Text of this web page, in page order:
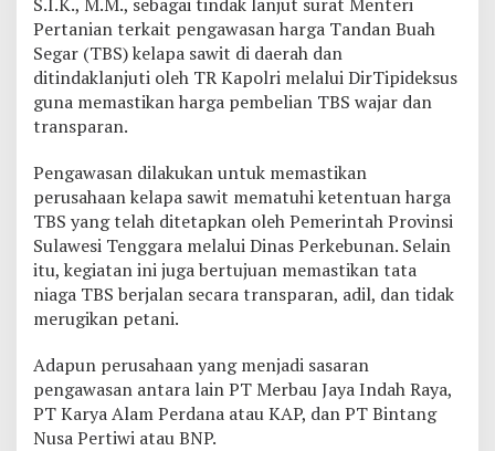
a
T
B
S
e
s
a
h
a
a
n
S
t
d
i
Pertanian terkait pengawasan harga Tandan Buah
Segar (TBS) kelapa sawit di daerah dan
ditindaklanjuti oleh TR Kapolri melalui DirTipideksus
guna memastikan harga pembelian TBS wajar dan
transparan.
Pengawasan dilakukan untuk memastikan
perusahaan kelapa sawit mematuhi ketentuan harga
TBS yang telah ditetapkan oleh Pemerintah Provinsi
Sulawesi Tenggara melalui Dinas Perkebunan. Selain
itu, kegiatan ini juga bertujuan memastikan tata
niaga TBS berjalan secara transparan, adil, dan tidak
merugikan petani.
Adapun perusahaan yang menjadi sasaran
pengawasan antara lain PT Merbau Jaya Indah Raya,
PT Karya Alam Perdana atau KAP, dan PT Bintang
Nusa Pertiwi atau BNP.